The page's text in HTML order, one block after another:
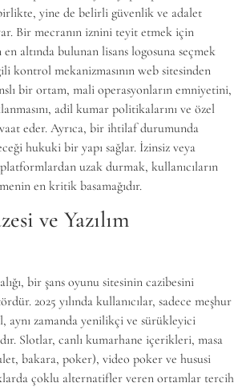
yine de belirli güvenlik ve adalet
Bir mecranın iznini teyit etmek için
altında bulunan lisans logosuna seçmek
kontrol mekanizmasının web sitesinden
bir ortam, mali operasyonların emniyetini,
adil kumar politikalarını ve özel
eder. Ayrıca, bir ihtilaf durumunda
hukuki bir yapı sağlar. İzinsiz veya
uzak durmak, kullanıcıların
en kritik basamağıdır.
ve Yazılım
bir şans oyunu sitesinin cazibesini
2025 yılında kullanıcılar, sadece meşhur
zamanda yenilikçi ve sürükleyici
Slotlar, canlı kumarhane içerikleri, masa
bakara, poker), video poker ve hususi
çoklu alternatifler veren ortamlar tercih